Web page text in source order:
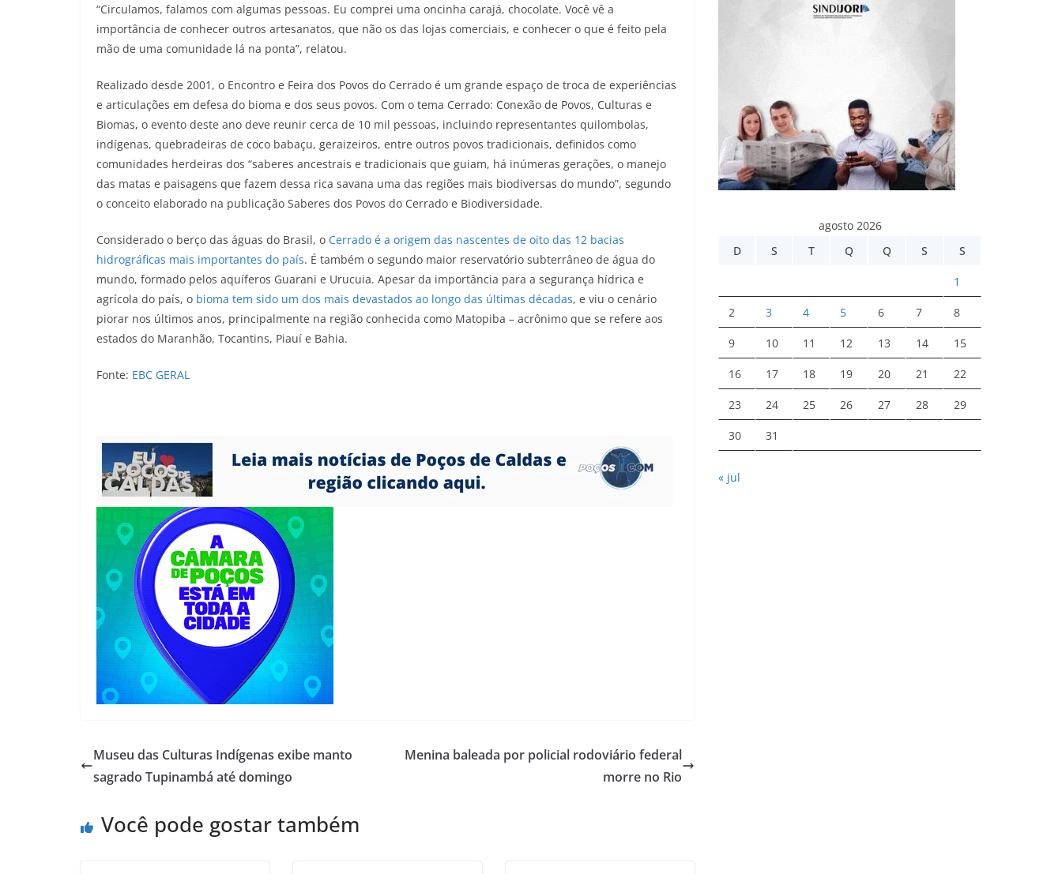
“Circulamos, falamos com algumas pessoas. Eu comprei uma oncinha carajá, chocolate. Você vê a
importância de conhecer outros artesanatos, que não os das lojas comerciais, e conhecer o que é feito pela
mão de uma comunidade lá na ponta”, relatou.
Realizado desde 2001, o Encontro e Feira dos Povos do Cerrado é um grande espaço de troca de experiências
e articulações em defesa do bioma e dos seus povos. Com o tema Cerrado: Conexão de Povos, Culturas e
Biomas, o evento deste ano deve reunir cerca de 10 mil pessoas, incluindo representantes quilombolas,
indígenas, quebradeiras de coco babaçu, geraizeiros, entre outros povos tradicionais, definidos como
comunidades herdeiras dos “saberes ancestrais e tradicionais que guiam, há inúmeras gerações, o manejo
das matas e paisagens que fazem dessa rica savana uma das regiões mais biodiversas do mundo”, segundo
o conceito elaborado na publicação Saberes dos Povos do Cerrado e Biodiversidade.
Considerado o berço das águas do Brasil, o Cerrado é a origem das nascentes de oito das 12 bacias
hidrográficas mais importantes do país. É também o segundo maior reservatório subterrâneo de água do
mundo, formado pelos aquíferos Guarani e Urucuia. Apesar da importância para a segurança hídrica e
agrícola do país, o bioma tem sido um dos mais devastados ao longo das últimas décadas, e viu o cenário
piorar nos últimos anos, principalmente na região conhecida como Matopiba – acrônimo que se refere aos
estados do Maranhão, Tocantins, Piauí e Bahia.
Fonte: EBC GERAL
Museu das Culturas Indígenas exibe manto
sagrado Tupinambá até domingo
Menina baleada por policial rodoviário federal
morre no Rio
Você pode gostar também
agosto 2026
D
S T Q Q S S
1
2 3 4 5 6 7 8
9 10 11 12 13 14 15
16 17 18 19 20 21 22
23 24 25 26 27 28 29
30 31
« jul